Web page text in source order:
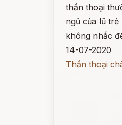
thần thoại
ngủ của lũ
không nhắc
14-07-2020
Thần thoại